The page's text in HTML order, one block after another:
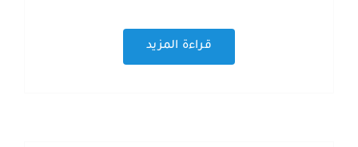
قراءة المزيد